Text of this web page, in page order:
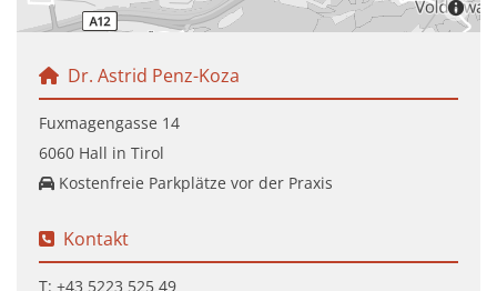
 Dr. Astrid Penz-Koza
Fuxmagengasse 14
6060 Hall in Tirol
 Kostenfreie Parkplätze vor der Praxis
 Kontakt
T: +43 5223 525 49